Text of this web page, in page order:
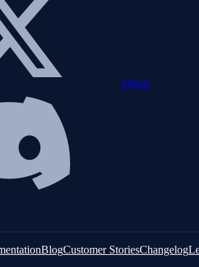
Core
client
Tools
github
BlogCustomer StoriesChangelog